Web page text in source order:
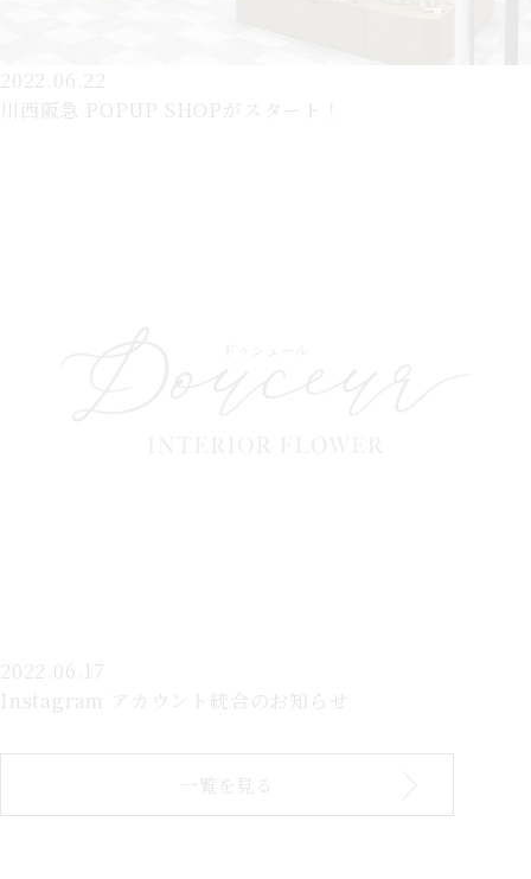
2022.06.22
川西阪急 POPUP SHOPがスタート！
2022.06.17
Instagram アカウント統合のお知らせ
一覧を見る